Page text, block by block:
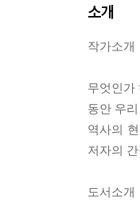
소개
작가소개
무엇인가
동안 우
역사의
저자의
도서소개